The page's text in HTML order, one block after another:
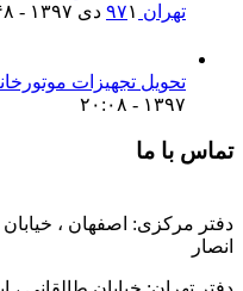
تهران ۹۷ ۱ دی ۱۳۹۷ - ۲۰:۴۸
تحویل تجهیزات
۱۳۹۷ - ۲۰:۰۸
تماس با ما
دفتر مرکزی: اصفهان ،
انصار